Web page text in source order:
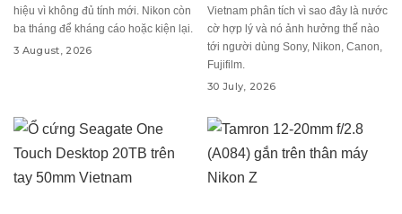
hiệu vì không đủ tính mới. Nikon còn
ba tháng để kháng cáo hoặc kiện lại.
3 August, 2026
Vietnam phân tích vì sao đây là nước
cờ hợp lý và nó ảnh hưởng thế nào
tới người dùng Sony, Nikon, Canon,
Fujifilm.
30 July, 2026